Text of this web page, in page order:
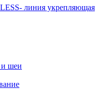
линия укрепляющая
и шеи